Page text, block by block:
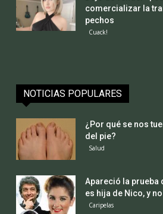
comercializar la
pechos
Cuack!
NOTICIAS POPULARES
¿Por qué se nos
del pie?
Salud
Apareció la prueba
es hija de Nico, y
Caripelas